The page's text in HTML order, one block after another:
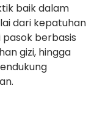
baik dalam
dari kepatuhan
berbasis
gizi, hingga